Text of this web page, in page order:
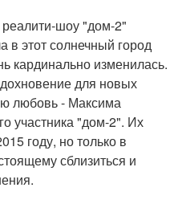
реалити-шоу "дом-2"
в этот солнечный город
кардинально изменилась.
для новых
любовь - Максима
участника "дом-2". Их
году, но только в
сблизиться и